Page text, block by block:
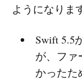
ようになりま
Swift 5.5
が、ファ
かったた